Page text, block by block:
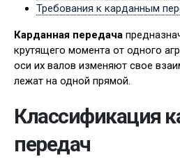
Требования к карданным
Карданная передача
крутящего момента от одного
оси их валов изменяют свое
лежат на одной прямой.
Классификация
передач